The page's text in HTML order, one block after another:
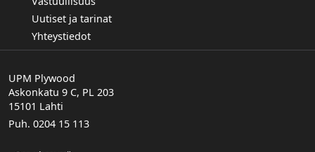
Uutiset ja tarinat
Yhteystiedot
UPM Plywood
Askonkatu 9 C, PL 203
15101 Lahti
Puh. 0204 15 113